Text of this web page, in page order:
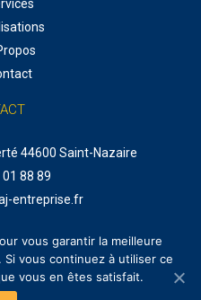
44600 Saint-Nazaire
88 89
entreprise.fr
facebook :
vous garantir la meilleure
vous continuez à utiliser ce
vous en êtes satisfait.